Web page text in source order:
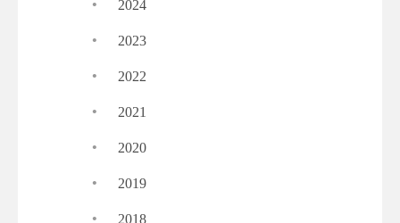
2024
· 2023
· 2022
· 2021
· 2020
· 2019
2018